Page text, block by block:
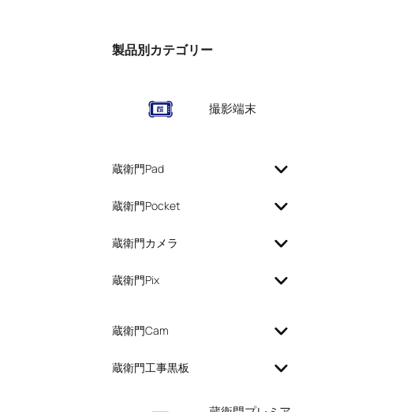
製品別カテゴリー
撮影端末
蔵衛門Pad
蔵衛門Pocket
蔵衛門カメラ
蔵衛門Pix
蔵衛門Cam
蔵衛門工事黒板